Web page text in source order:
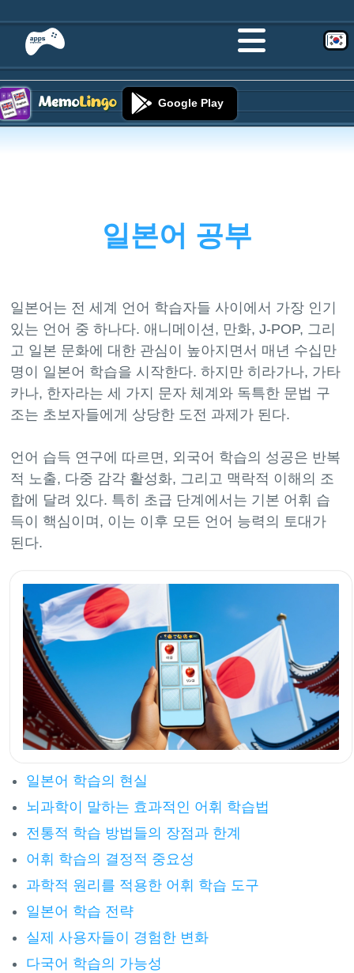
Google Play
일본어 공부
일본어는 전 세계 언어 학습자들 사이에서 가장 인기
있는 언어 중 하나다. 애니메이션, 만화, J-POP, 그리
고 일본 문화에 대한 관심이 높아지면서 매년 수십만
명이 일본어 학습을 시작한다. 하지만 히라가나, 가타
카나, 한자라는 세 가지 문자 체계와 독특한 문법 구
조는 초보자들에게 상당한 도전 과제가 된다.
언어 습득 연구에 따르면, 외국어 학습의 성공은 반복
적 노출, 다중 감각 활성화, 그리고 맥락적 이해의 조
합에 달려 있다. 특히 초급 단계에서는 기본 어휘 습
득이 핵심이며, 이는 이후 모든 언어 능력의 토대가
일본어 학습의 현실
뇌과학이 말하는 효과적인 어휘 학습법
전통적 학습 방법들의 장점과 한계
어휘 학습의 결정적 중요성
과학적 원리를 적용한 어휘 학습 도구
일본어 학습 전략
실제 사용자들이 경험한 변화
다국어 학습의 가능성